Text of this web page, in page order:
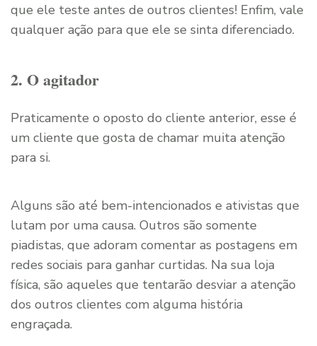
que ele teste antes de outros clientes! Enfim, vale
qualquer ação para que ele se sinta diferenciado.
2. O agitador
Praticamente o oposto do cliente anterior, esse é
um cliente que gosta de chamar muita atenção
para si.
Alguns são até bem-intencionados e ativistas que
lutam por uma causa. Outros são somente
piadistas, que adoram comentar as postagens em
redes sociais para ganhar curtidas. Na sua loja
física, são aqueles que tentarão desviar a atenção
dos outros clientes com alguma história
engraçada.